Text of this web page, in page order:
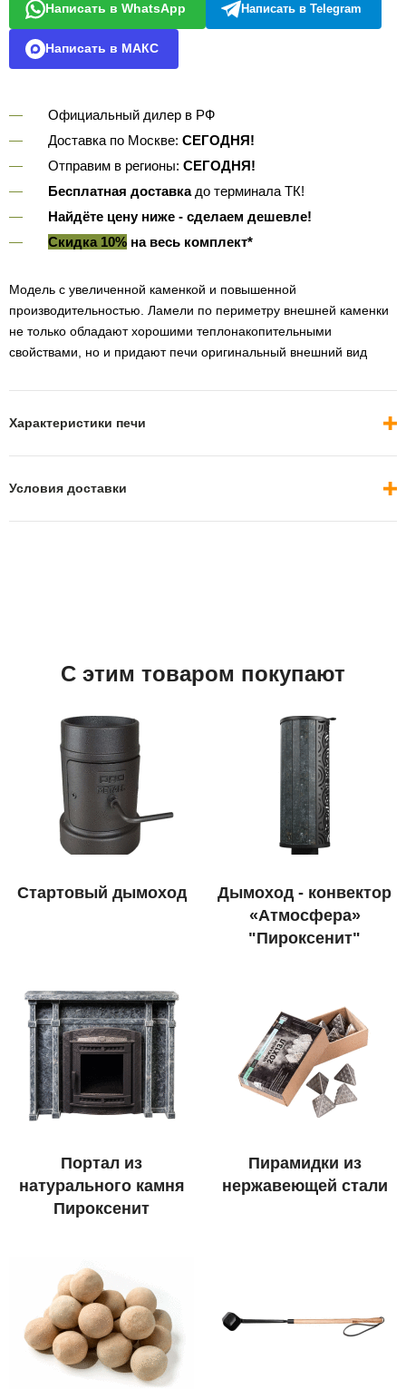
Написать в WhatsApp Написать в Telegram
Написать в МАКС
Официальный дилер в РФ
Доставка по Москве: СЕГОДНЯ!
Отправим в регионы: СЕГОДНЯ!
Бесплатная доставкадо терминала ТК!
Найдёте цену ниже - сделаем дешевле!
Скидка 10%на весь комплект*
Модель с увеличенной каменкой и повышенной
производительностью. Ламели по периметру внешней каменки
не только обладают хорошими теплонакопительными
свойствами, но и придают печи оригинальный внешний вид
Характеристики печи
Условия доставки
С этим товаром покупают
Стартовый дымоход
Дымоход - конвектор
«Атмосфера»
"Пироксенит"
Портал из
натурального камня
Пироксенит
Пирамидки из
нержавеющей стали